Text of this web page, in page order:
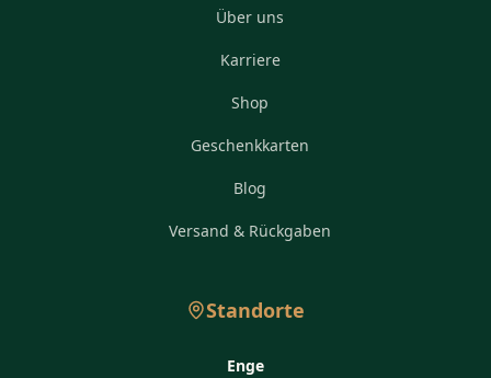
Über uns
Karriere
Shop
Geschenkkarten
Blog
Versand & Rückgaben
Standorte
Enge